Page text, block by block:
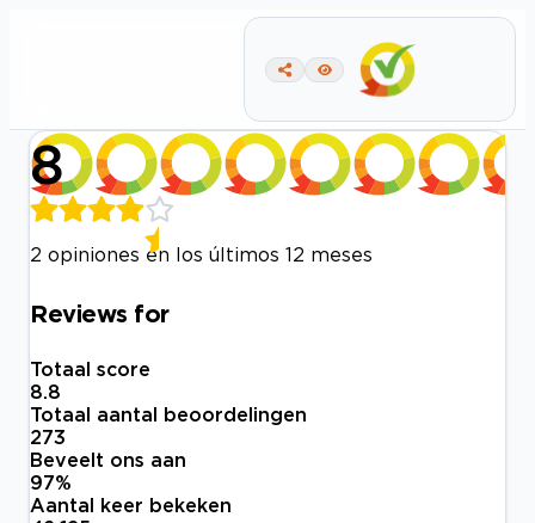
8
2 opiniones en los últimos 12 meses
Reviews for
Totaal score
8.8
Totaal aantal beoordelingen
273
Beveelt ons aan
97%
Aantal keer bekeken